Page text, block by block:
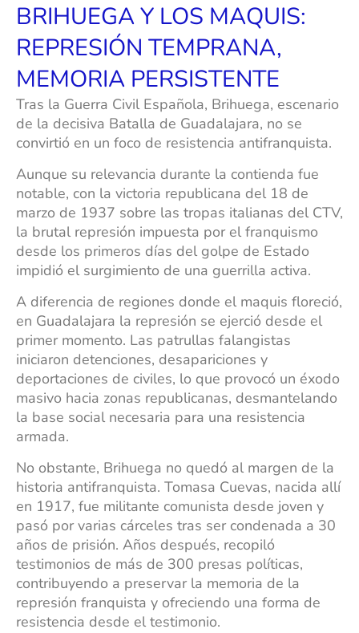
BRIHUEGA Y LOS MAQUIS:
REPRESIÓN TEMPRANA,
MEMORIA PERSISTENTE
Tras la Guerra Civil Española, Brihuega, escenario
de la decisiva Batalla de Guadalajara, no se
convirtió en un foco de resistencia antifranquista.
Aunque su relevancia durante la contienda fue
notable, con la victoria republicana del 18 de
marzo de 1937 sobre las tropas italianas del CTV,
la brutal represión impuesta por el franquismo
desde los primeros días del golpe de Estado
impidió el surgimiento de una guerrilla activa.
A diferencia de regiones donde el maquis floreció,
en Guadalajara la represión se ejerció desde el
primer momento. Las patrullas falangistas
iniciaron detenciones, desapariciones y
deportaciones de civiles, lo que provocó un éxodo
masivo hacia zonas republicanas, desmantelando
la base social necesaria para una resistencia
armada.
No obstante, Brihuega no quedó al margen de la
historia antifranquista. Tomasa Cuevas, nacida allí
en 1917, fue militante comunista desde joven y
pasó por varias cárceles tras ser condenada a 30
años de prisión. Años después, recopiló
testimonios de más de 300 presas políticas,
contribuyendo a preservar la memoria de la
represión franquista y ofreciendo una forma de
resistencia desde el testimonio.